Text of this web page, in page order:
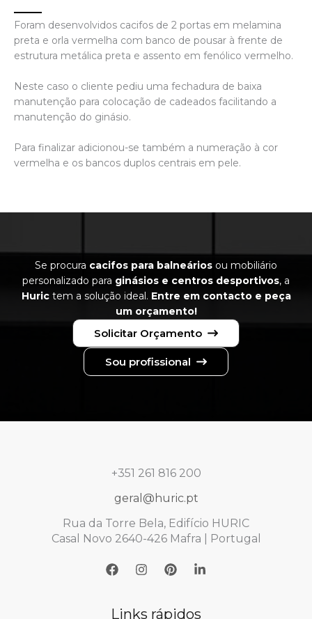
Foram desenvolvidos cacifos de 2 portas em melamina
preta e orla vermelha com banco de pousar à frente de
estrutura metálica preta e assento em fenólico vermelho.
Neste caso o cliente pediu uma fechadura de baixa
manutenção para colocação de cadeados facilitando a
manutenção do ginásio.
Para finalizar adicionou-se também a numeração à cor
vermelha e os bancos duplos centrais em pele.
Se procura cacifos para balneários ou mobiliário
personalizado para ginásios e centros desportivos, a
Hurictem a solução ideal. Entre em contacto e peça
um orçamento!
Solicitar Orçamento
Sou profissional
+351 261 816 200
geral@huric.pt
Rua da Torre Bela, Edifício HURIC
Casal Novo 2640-426 Mafra | Portugal
Links rápidos